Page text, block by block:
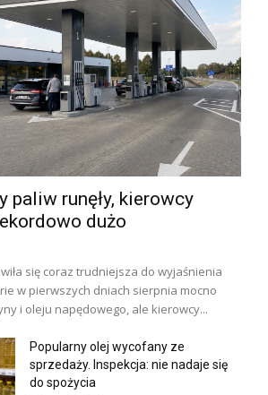
paliw runęły, kierowcy
dużo
się coraz trudniejsza do wyjaśnienia
w pierwszych dniach sierpnia mocno
i oleju napędowego, ale kierowcy...
Popularny olej wycofany ze
sprzedaży. Inspekcja: nie nadaje się
do spożycia